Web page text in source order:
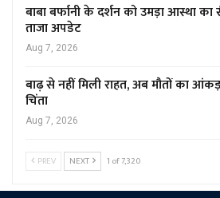
बाबा बर्फानी के दर्शन को उमड़ा आस्था का
ताजा अपडेट
Aug 7, 2026
बाढ़ से नहीं मिली राहत, अब मौतों का
चिंता
Aug 7, 2026
PREV NEXT 1 of 7,320